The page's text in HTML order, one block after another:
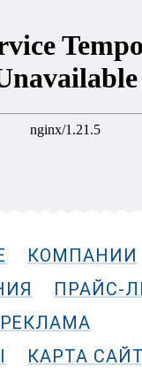
КОМПАНИИ
ПРАЙС-
РЕКЛАМА
КАРТА